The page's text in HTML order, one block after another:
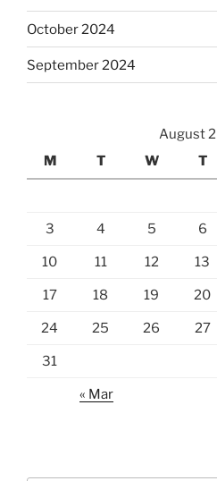
October 2024
September 2024
August
M
T W T
3 4 5 6
10 11 12 13
17 18 19 20
24 25 26 27
31
« Mar